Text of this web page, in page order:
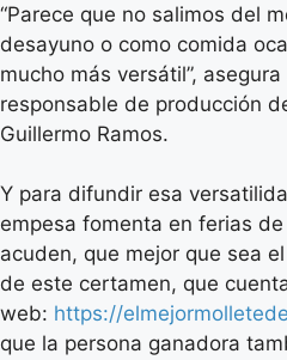
“Parece que no salimos del
desayuno o como comida
mucho más versátil”,
responsable de producción
Guillermo Ramos.
Y para difundir esa
empesa fomenta en ferias
acuden, que mejor que sea
de este certamen, que
web: https://
que la persona ganadora